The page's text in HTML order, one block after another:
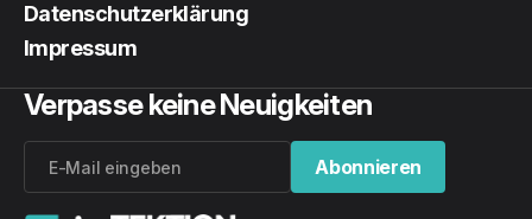
Datenschutzerklärung
Impressum
Verpasse keine Neuigkeiten
Abonnieren
Abonnieren